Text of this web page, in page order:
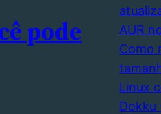
pode
AUR
Como
Linux
Dokku